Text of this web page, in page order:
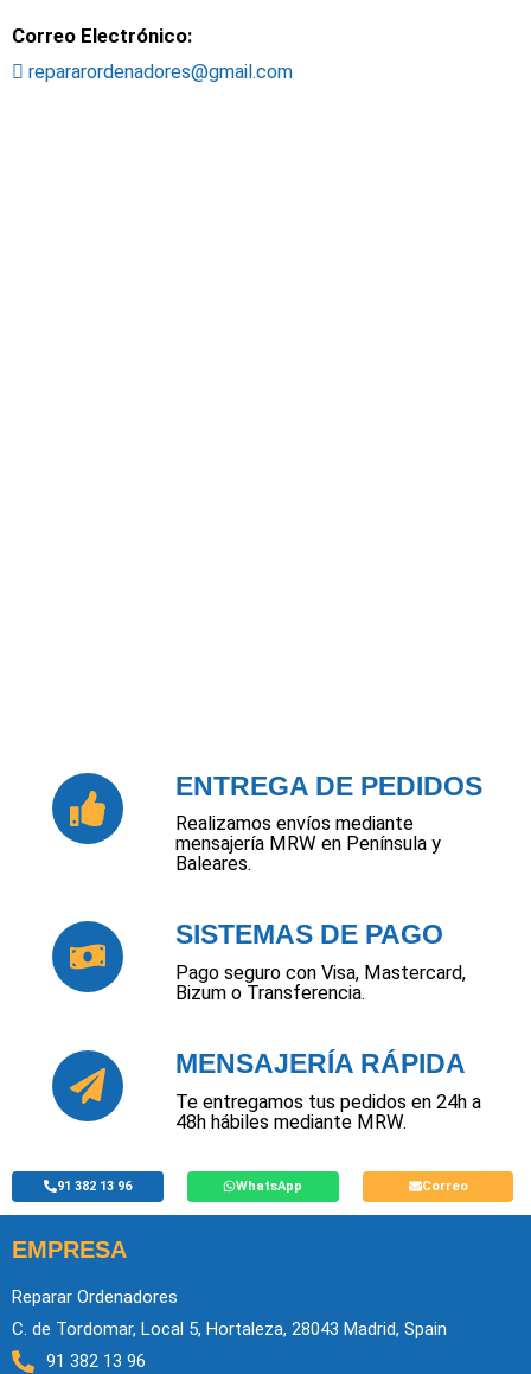
Correo Electrónico:
repararordenadores@gmail.com
ENTREGA DE PEDIDOS
Realizamos envíos mediante
mensajería MRW en Península y
Baleares.
SISTEMAS DE PAGO
Pago seguro con Visa, Mastercard,
Bizum o Transferencia.
MENSAJERÍA RÁPIDA
Te entregamos tus pedidos en 24h a
48h hábiles mediante MRW.
91 382 13 96 WhatsApp Correo
EMPRESA
Reparar Ordenadores
C. de Tordomar, Local 5, Hortaleza, 28043 Madrid, Spain
91 382 13 96